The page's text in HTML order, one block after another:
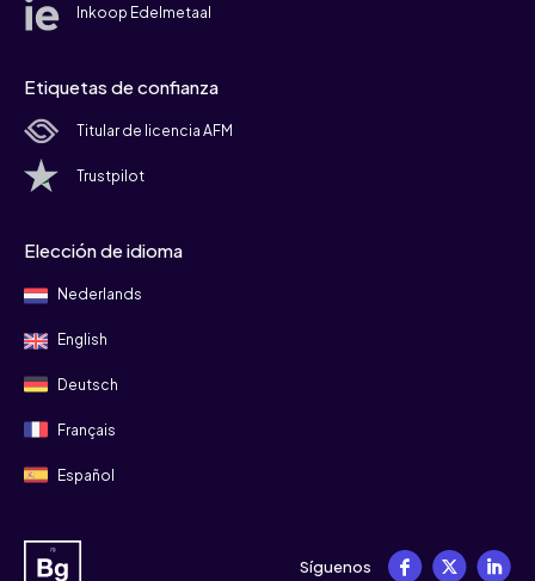
Inkoop Edelmetaal
Etiquetas de confianza
Titular de licencia AFM
Trustpilot
Elección de idioma
Nederlands
English
Deutsch
Français
Español
Síguenos